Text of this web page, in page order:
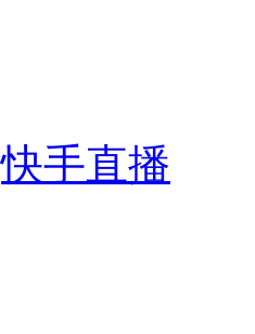
快手直播